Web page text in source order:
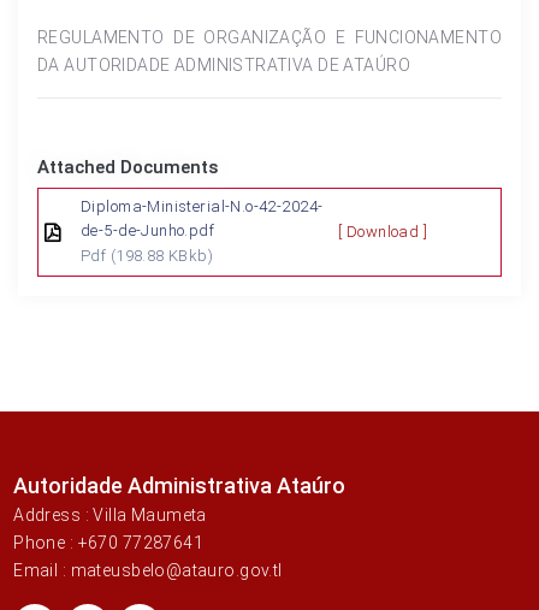
REGULAMENTO DE ORGANIZAÇÃO E FUNCIONAMENTO
DA AUTORIDADE ADMINISTRATIVA DE ATAÚRO
Attached Documents
Diploma-Ministerial-N.o-42-2024-
de-5-de-Junho.pdf
Pdf (198.88 KBkb)
[ Download ]
Autoridade Administrativa Ataúro
Address : Villa Maumeta
Phone : +670 77287641
Email : mateusbelo@atauro.gov.tl